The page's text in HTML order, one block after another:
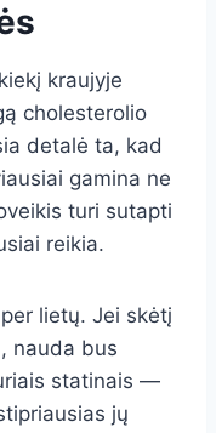
kraujyje
cholesterolio
detalė ta, kad
gamina ne
turi sutapti
reikia.
lietų. Jei skėtį
nauda bus
statinais —
jų